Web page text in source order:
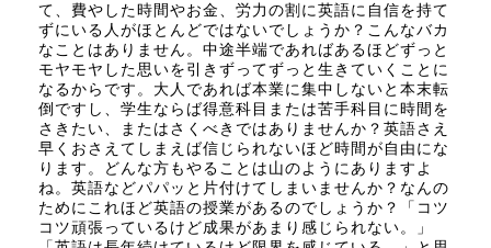
て、費やした時間やお金、労力の割に英語に自信を持て
ずにいる人がほとんどではないでしょうか？こんなバカ
なことはありません。中途半端であればあるほどずっと
モヤモヤした思いを引きずってずっと生きていくことに
なるからです。大人であれば本業に集中しないと本末転
倒ですし、学生ならば得意科目または苦手科目に時間を
さきたい、またはさくべきではありませんか？英語さえ
早くおさえてしまえば信じられないほど時間が自由にな
ります。どんな方もやることは山のようにありますよ
ね。英語などパパッと片付けてしまいませんか？なんの
ためにこれほど英語の授業があるのでしょうか？「コツ
コツ頑張っているけど成果があまり感じられない。」